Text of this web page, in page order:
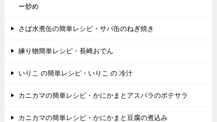
ー炒め
さば水煮缶の簡単レシピ・サバ缶のねぎ焼き
練り物簡単レシピ・長崎おでん
いりこ の簡単レシピ・いりこ の 冷汁
カニカマの簡単レシピ・かにかまとアスパラのポテサラ
カニカマの簡単レシピ・かにかまと豆腐の煮込み